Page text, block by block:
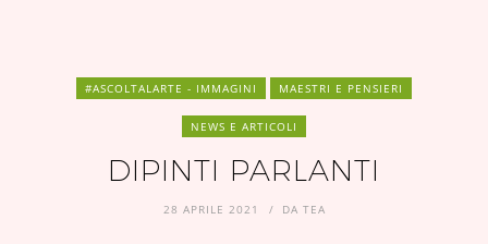
#ASCOLTALARTE - IMMAGINI MAESTRI E PENSIERI
NEWS E ARTICOLI
DIPINTI PARLANTI
28 APRILE 2021 DA TEA